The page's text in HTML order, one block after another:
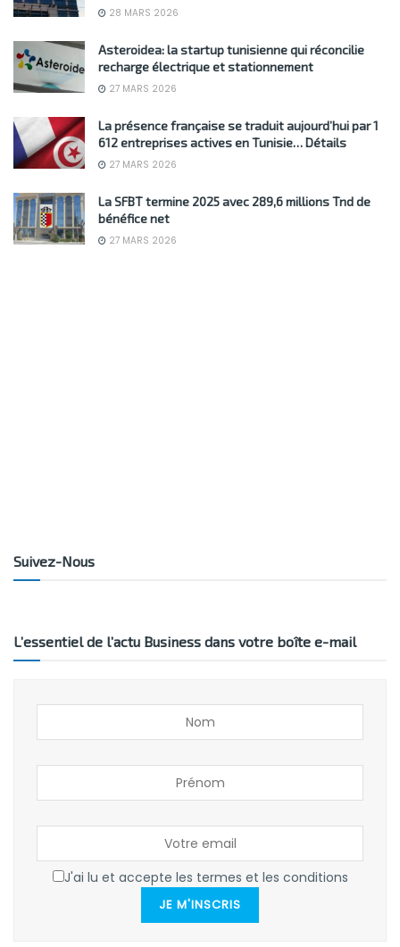
28 MARS 2026
Asteroidea: la startup tunisienne qui réconcilie
recharge électrique et stationnement
27 MARS 2026
La présence française se traduit aujourd’hui par 1
612 entreprises actives en Tunisie… Détails
27 MARS 2026
La SFBT termine 2025 avec 289,6 millions Tnd de
bénéfice net
27 MARS 2026
Suivez-Nous
L’essentiel de l’actu Business dans votre boîte e-mail
J'ai lu et accepte les termes et les conditions
JE M'INSCRIS